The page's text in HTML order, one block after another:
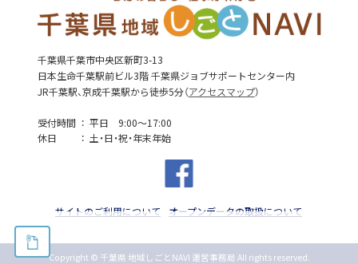
千葉県千葉市中央区新町3-13
日本生命千葉駅前ビル3階 千葉県ジョブサポートセンター内
JR千葉駅、京成千葉駅から徒歩5分（アクセスマップ）
受付時間
平日 9:00～17:00
休日
土・日・祝・年末年始
サイトのご利用について オープンデータの取扱について
Copyright © 千葉県 地域しごとNAVI 運営事務局 All rights reserved.